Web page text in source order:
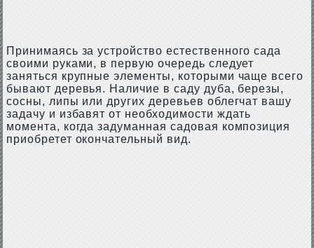
Принимаясь за устройство естественного сада
своими руками, в первую очередь следует
заняться крупные элементы, которыми чаще всего
бывают деревья. Наличие в саду дуба, березы,
сосны, липы или других деревьев облегчат вашу
задачу и избавят от необходимости ждать
момента, когда задуманная садовая композиция
приобретет окончательный вид.